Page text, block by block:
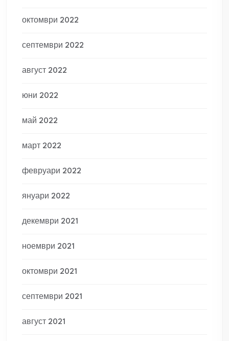
октомври 2022
септември 2022
август 2022
юни 2022
май 2022
март 2022
февруари 2022
януари 2022
декември 2021
ноември 2021
октомври 2021
септември 2021
август 2021